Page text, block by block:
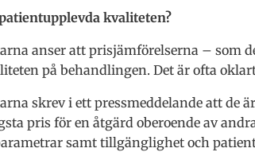
kvaliteten?
anser att prisjämförelserna – som
på behandlingen. Det är ofta
skrev i ett pressmeddelande att de
pris för en åtgärd oberoende av
samt tillgänglighet och